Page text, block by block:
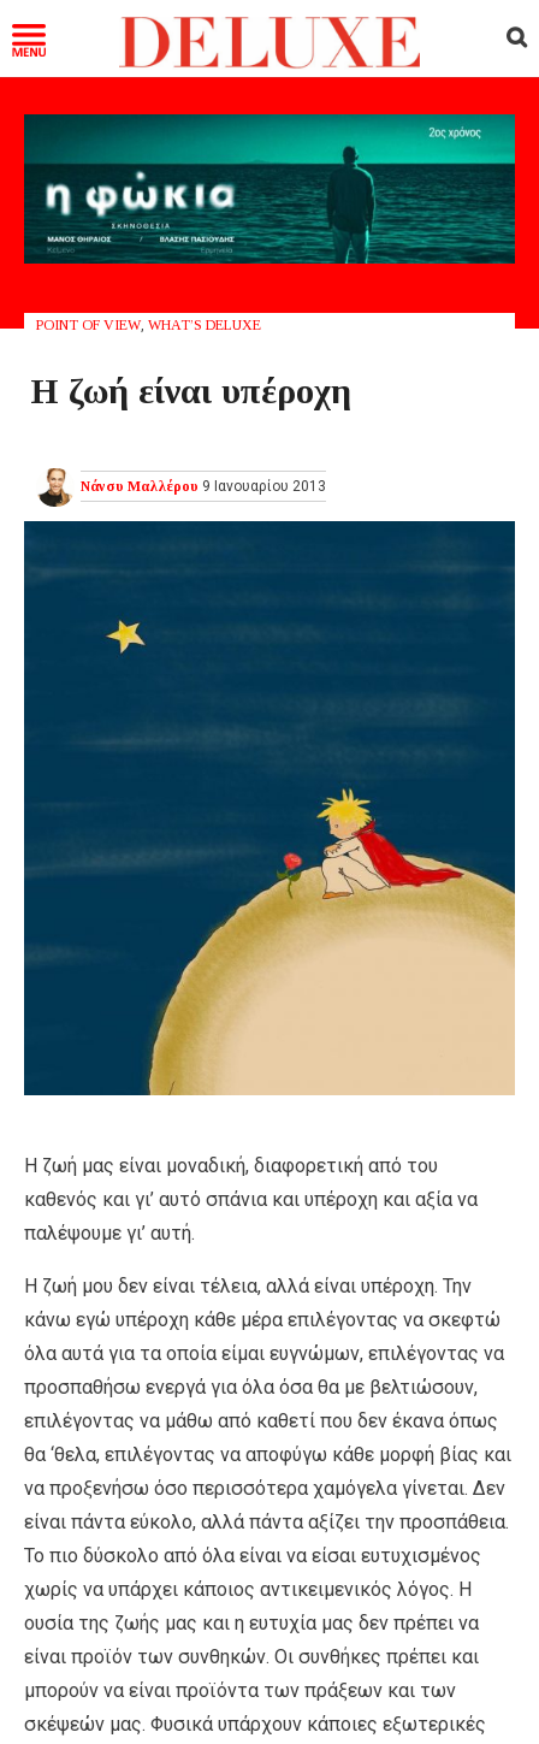
POINT OF VIEW, WHAT’S DELUXE
Η ζωή είναι υπέροχη
Νάνσυ Μαλλέρου 9 Ιανουαρίου 2013
Η ζωή μας είναι μοναδική, διαφορετική από του
καθενός και γι’ αυτό σπάνια και υπέροχη και αξία να
παλέψουμε γι’ αυτή.
Η ζωή μου δεν είναι τέλεια, αλλά είναι υπέροχη. Την
κάνω εγώ υπέροχη κάθε μέρα επιλέγοντας να σκεφτώ
όλα αυτά για τα οποία είμαι ευγνώμων, επιλέγοντας να
προσπαθήσω ενεργά για όλα όσα θα με βελτιώσουν,
επιλέγοντας να μάθω από καθετί που δεν έκανα όπως
θα ‘θελα, επιλέγοντας να αποφύγω κάθε μορφή βίας και
να προξενήσω όσο περισσότερα χαμόγελα γίνεται. Δεν
είναι πάντα εύκολο, αλλά πάντα αξίζει την προσπάθεια.
Το πιο δύσκολο από όλα είναι να είσαι ευτυχισμένος
χωρίς να υπάρχει κάποιος αντικειμενικός λόγος. Η
ουσία της ζωής μας και η ευτυχία μας δεν πρέπει να
είναι προϊόν των συνθηκών. Οι συνθήκες πρέπει και
μπορούν να είναι προϊόντα των πράξεων και των
σκέψεών μας. Φυσικά υπάρχουν κάποιες εξωτερικές